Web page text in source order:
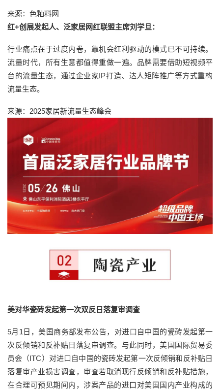
来源：色釉料网
红+创展发起人、泛家居网红联盟主席刘学旦：
行业痛点在于过度内卷，靠机会红利驱动的模式已不可持续。
流量时代，所有生意都值得重做一遍。品牌需要借助短视频平
台的流量生态，通过企业家IP打造、达人矩阵推广等方式重构
流量生态。
来源：2025家居新流量生态峰会
美对华瓷砖发起第一次双反日落复审调查
5月1日，美国商务部发布公告，对进口自中国的瓷砖发起第一
次反倾销和反补贴日落复审调查。与此同时，美国国际贸易委
员会（ITC）对进口自中国的瓷砖发起第一次反倾销和反补贴日
落复审产业损害调查，审查若取消现行反倾销和反补贴措施，
在合理可预见期间内，涉案产品的进口对美国国内产业构成的